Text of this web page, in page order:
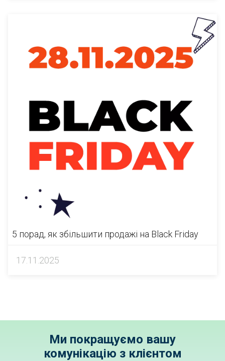
5 порад, як збільшити продажі на Black Friday
17.11.2025
Ми покращуємо вашу
комунікацію з клієнтом